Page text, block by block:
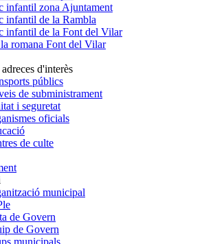
infantil zona Ajuntament
infantil de la Rambla
infantil de la Font del Vilar
romana Font del Vilar
d'interès
públics
de subministrament
i seguretat
oficials
de culte
municipal
de Govern
de Govern